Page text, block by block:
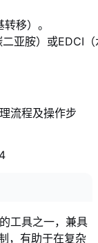
移）。
亚胺）或EDCI
流程及操作步
工具之一，兼具
，有助于在复杂